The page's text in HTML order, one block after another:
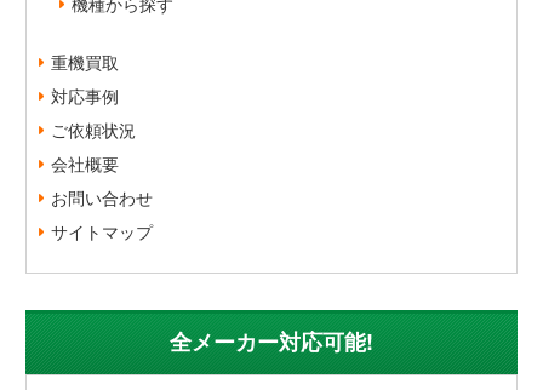
重機買取
対応事例
ご依頼状況
会社概要
お問い合わせ
サイトマップ
全メーカー対応可能!